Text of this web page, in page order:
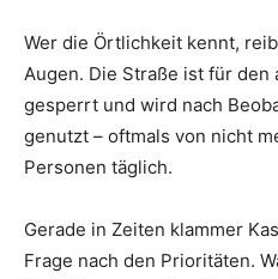
Wer die Örtlichkeit kennt,
Augen. Die Straße ist für
gesperrt und wird nach
genutzt – oftmals von nicht
Personen täglich.
Gerade in Zeiten klammer
Frage nach den Prioritäten.